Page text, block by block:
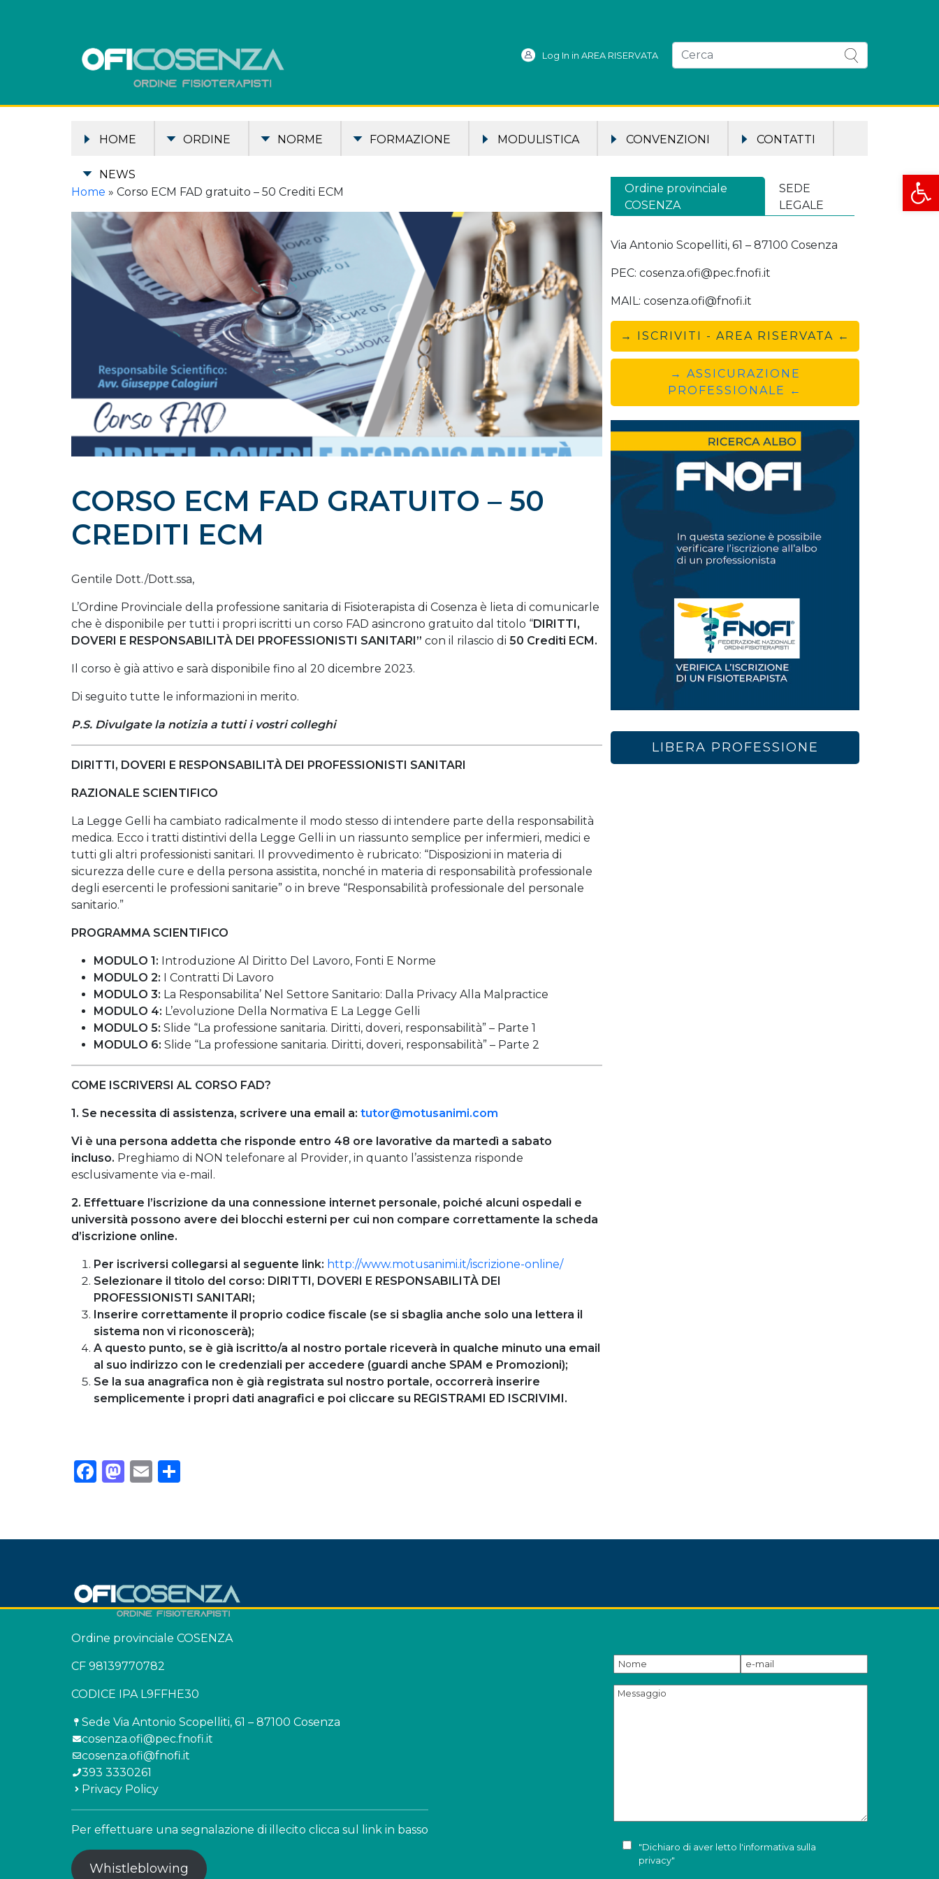
Apri
Log In in AREA RISERVATA
HOME ORDINE NORME FORMAZIONE MODULISTICA CONVENZIONI CONTATTI
NEWS
Home » Corso ECM FAD gratuito – 50 Crediti ECM
CORSO ECM FAD GRATUITO – 50
CREDITI ECM
Gentile Dott./Dott.ssa,
L’Ordine Provinciale della professione sanitaria di Fisioterapista di Cosenza è lieta di comunicarle
che è disponibile per tutti i propri iscritti un corso FAD asincrono gratuito dal titolo “DIRITTI,
DOVERI E RESPONSABILITÀ DEI PROFESSIONISTI SANITARI” con il rilascio di 50 Crediti ECM.
Il corso è già attivo e sarà disponibile fino al 20 dicembre 2023.
Di seguito tutte le informazioni in merito.
P.S. Divulgate la notizia a tutti i vostri colleghi
DIRITTI, DOVERI E RESPONSABILITÀ DEI PROFESSIONISTI SANITARI
RAZIONALE SCIENTIFICO
La Legge Gelli ha cambiato radicalmente il modo stesso di intendere parte della responsabilità
medica. Ecco i tratti distintivi della Legge Gelli in un riassunto semplice per infermieri, medici e
tutti gli altri professionisti sanitari. Il provvedimento è rubricato: “Disposizioni in materia di
sicurezza delle cure e della persona assistita, nonché in materia di responsabilità professionale
degli esercenti le professioni sanitarie” o in breve “Responsabilità professionale del personale
sanitario.”
PROGRAMMA SCIENTIFICO
MODULO 1: Introduzione Al Diritto Del Lavoro, Fonti E Norme
MODULO 2: I Contratti Di Lavoro
MODULO 3: La Responsabilita’ Nel Settore Sanitario: Dalla Privacy Alla Malpractice
MODULO 4: L’evoluzione Della Normativa E La Legge Gelli
MODULO 5: Slide “La professione sanitaria. Diritti, doveri, responsabilità” – Parte 1
MODULO 6: Slide “La professione sanitaria. Diritti, doveri, responsabilità” – Parte 2
COME ISCRIVERSI AL CORSO FAD?
1. Se necessita di assistenza, scrivere una email a: tutor@motusanimi.com
Vi è una persona addetta che risponde entro 48 ore lavorative da martedì a sabato
incluso. Preghiamo di NON telefonare al Provider, in quanto l’assistenza risponde
esclusivamente via e-mail.
2. Effettuare l’iscrizione da una connessione internet personale, poiché alcuni ospedali e
università possono avere dei blocchi esterni per cui non compare correttamente la scheda
d’iscrizione online.
Per iscriversi collegarsi al seguente link: http://www.motusanimi.it/iscrizione-online/
Selezionare il titolo del corso: DIRITTI, DOVERI E RESPONSABILITÀ DEI
PROFESSIONISTI SANITARI;
Inserire correttamente il proprio codice fiscale (se si sbaglia anche solo una lettera il
sistema non vi riconoscerà);
A questo punto, se è già iscritto/a al nostro portale riceverà in qualche minuto una email
al suo indirizzo con le credenziali per accedere (guardi anche SPAM e Promozioni);
Se la sua anagrafica non è già registrata sul nostro portale, occorrerà inserire
semplicemente i propri dati anagrafici e poi cliccare su REGISTRAMI ED ISCRIVIMI.
Facebook
Mastodon
Email
Ordine provinciale
COSENZA
SEDE
LEGALE
Via Antonio Scopelliti, 61 – 87100 Cosenza
PEC: cosenza.ofi@pec.fnofi.it
MAIL: cosenza.ofi@fnofi.it
→ ISCRIVITI - AREA RISERVATA ←
→ ASSICURAZIONE
PROFESSIONALE ←
LIBERA PROFESSIONE
Ordine provinciale COSENZA
CF 98139770782
CODICE IPA L9FFHE30
Sede Via Antonio Scopelliti, 61 – 87100 Cosenza
cosenza.ofi@pec.fnofi.it
cosenza.ofi@fnofi.it
393 3330261
Privacy Policy
Per effettuare una segnalazione di illecito clicca sul link in basso
Whistleblowing
"Dichiaro di aver letto l'informativa sulla
privacy"